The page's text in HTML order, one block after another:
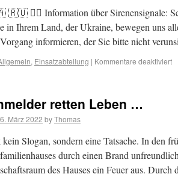
🏳️‍🌈 Information über Sirenensignale:
in Ihrem Land, der Ukraine, bewegen uns
informieren, der Sie bitte nicht
, Einsatzabteilung | Kommentare deaktiviert
retten Leben …
6. März 2022 byThomas
Slogan, sondern eine Tatsache. In den
durch einen Brand
des Hauses ein Feuer aus.